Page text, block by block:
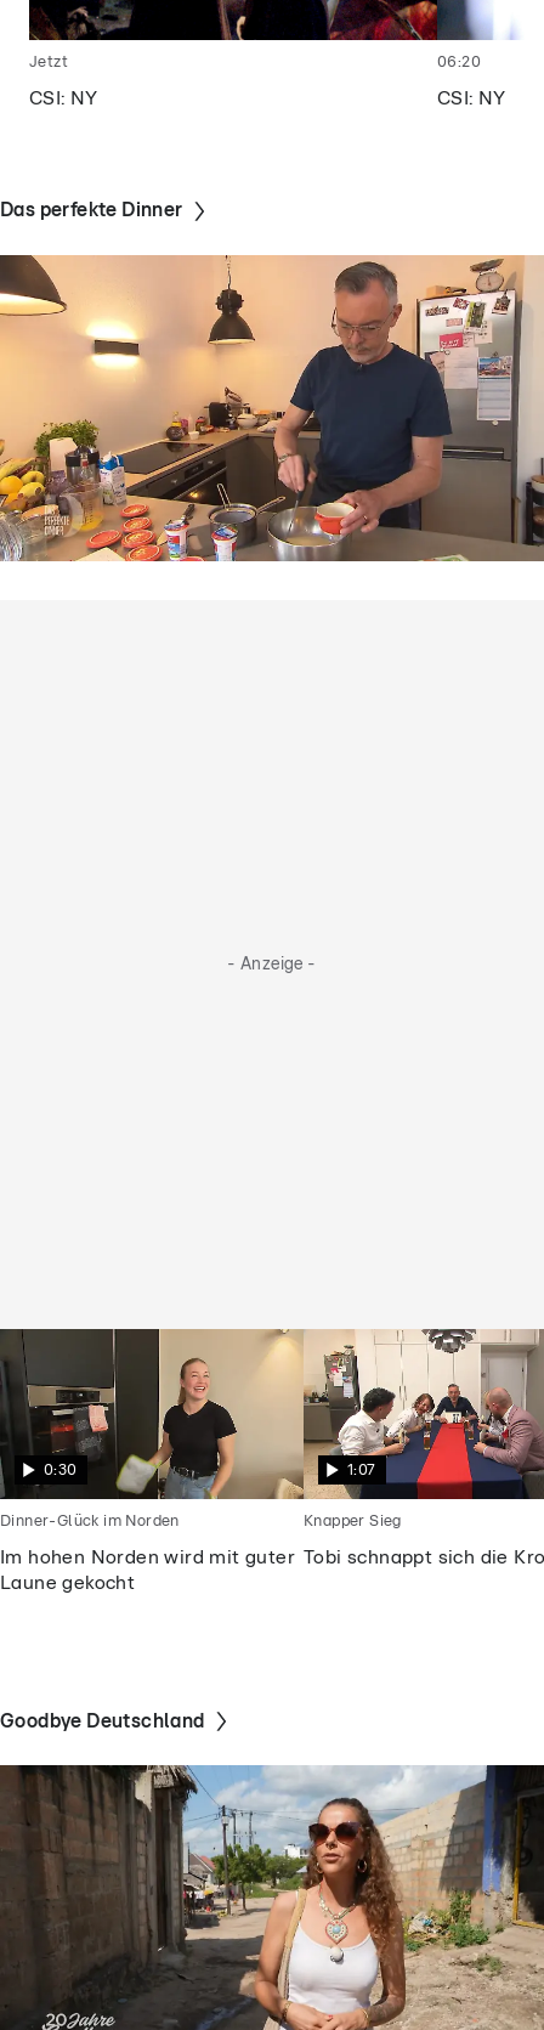
CSI: NY
Jetzt
CSI: NY
06:20
Das perfekte Dinner
- Anzeige -
0:30
Im hohen Norden wird mit guter
Laune gekocht
Dinner-Glück im Norden
1:07
Tobi schnappt sich die
Knapper Sieg
Goodbye Deutschland